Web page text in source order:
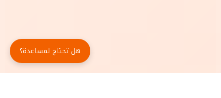
هل تحتاج لمساعدة؟